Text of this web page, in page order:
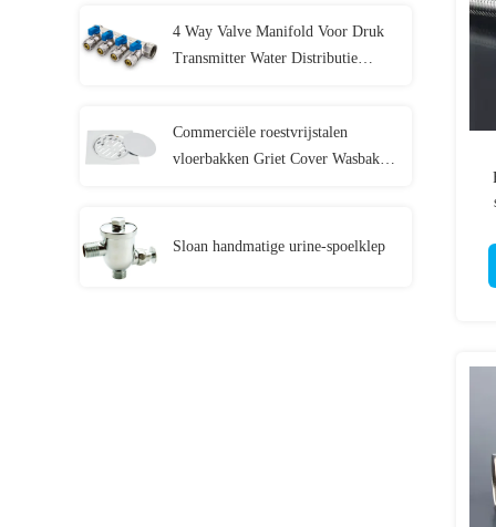
4 Way Valve Manifold Voor Druk
Transmitter Water Distributie
Commerciële roestvrijstalen
vloerbakken Griet Cover Wasbak
Sloan handmatige urine-spoelklep